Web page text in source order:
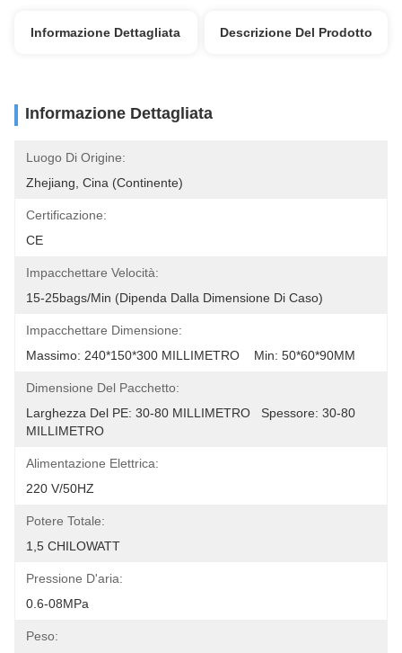
Informazione Dettagliata Descrizione Del Prodotto
Informazione Dettagliata
Luogo Di Origine:
Zhejiang, Cina (continente)
Certificazione:
CE
Impacchettare Velocità:
15-25bags/min (dipenda Dalla Dimensione Di Caso)
Impacchettare Dimensione:
Massimo: 240*150*300 MILLIMETRO    Min: 50*60*90MM
Dimensione Del Pacchetto:
Larghezza Del PE: 30-80 MILLIMETRO   Spessore: 30-80
MILLIMETRO
Alimentazione Elettrica:
220 V/50HZ
Potere Totale:
1,5 CHILOWATT
Pressione D'aria:
0.6-08MPa
Peso: